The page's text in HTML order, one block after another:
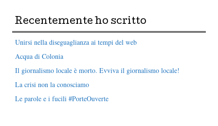
Recentemente ho scritto
Unirsi nella diseguaglianza ai tempi del web
Acqua di Colonia
Il giornalismo locale è morto. Evviva il giornalismo locale!
La crisi non la conosciamo
Le parole e i fucili #PorteOuverte